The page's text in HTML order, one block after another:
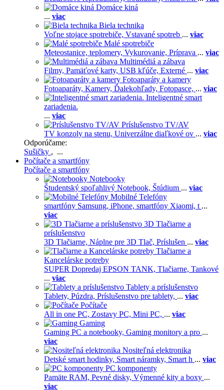
Domáce kiná
... viac
Biela technika
Voľne stojace spotrebiče, Vstavané spotreb ... viac
Malé spotrebiče
Meteostanice, teplomery, Vykurovanie, Príprava ... viac
Multimédiá a zábava
Filmy, Pamäťové karty, USB kľúče, Externé ... viac
Fotoaparáty a kamery
Fotoaparáty, Kamery, Ďalekohľady, Fotopasce, ... viac
Inteligentné smart
zariadenia.
... viac
Príslušenstvo TV/AV
TV konzoly na stenu, Univerzálne diaľkové ov ... viac
Odporúčame:
Sušičky , ...
Počítače a smartfóny
Počítače a smartfóny
Notebooky
Študentský spoľahlivý Notebook, Štúdium ... viac
Mobilné Telefóny
smartfóny Samsung, iPhone, smartfóny Xiaomi, t ...
viac
3D Tlačiarne a
príslušenstvo
3D Tlačiarne, Náplne pre 3D Tlač, Príslušen ... viac
Tlačiarne a
Kancelárske potreby
SUPER Dopredaj EPSON TANK, Tlačiarne, Tankové
... viac
Tablety a príslušenstvo
Tablety, Púzdra, Príslušenstvo pre tablety, ... viac
Počítače
All in one PC, Zostavy PC, Mini PC, ... viac
Gaming
Gaming PC a notebooky, Gaming monitory a pro ...
viac
Nositeľná elektronika
Detské smart hodinky, Smart náramky, Smart h ... viac
PC komponenty
Pamäte RAM, Pevné disky, Výmenné kity a boxy ...
viac